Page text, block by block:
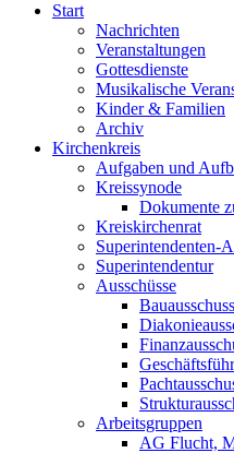
Start
Nachrichten
Veranstaltungen
Gottesdienste
Musikalische
Kinder & Familien
Archiv
Kirchenkreis
Aufgaben und
Kreissynode
Dokumente
Kreiskirchenrat
Superintendenten-
Superintendentur
Ausschüsse
Bauausschuss
Arbeitsgruppen
AG Flucht,